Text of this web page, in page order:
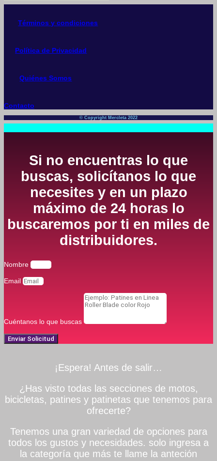
Términos y condiciones
Política de Privacidad
Quiénes Somos
Contacto
© Copyright Mercleta 2022
Si no encuentras lo que
buscas, solicítanos lo que
necesites y en un plazo
máximo de 24 horas lo
buscaremos por ti en miles de
distribuidores.
Nombre
Email
Cuéntanos lo que buscas
Enviar Solicitud
¡Espera! Antes de salir…
¿Has visto todas las secciones de motos,
bicicletas, patines y patinetas que tenemos para
ofrecerte?
Tenemos una gran variedad de opciones para
todos los gustos y necesidades. solo ingresa a
la categoría que más te llame la anteción